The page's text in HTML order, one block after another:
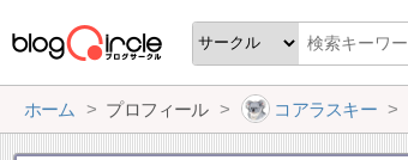
ホーム プロフィール コアラスキー